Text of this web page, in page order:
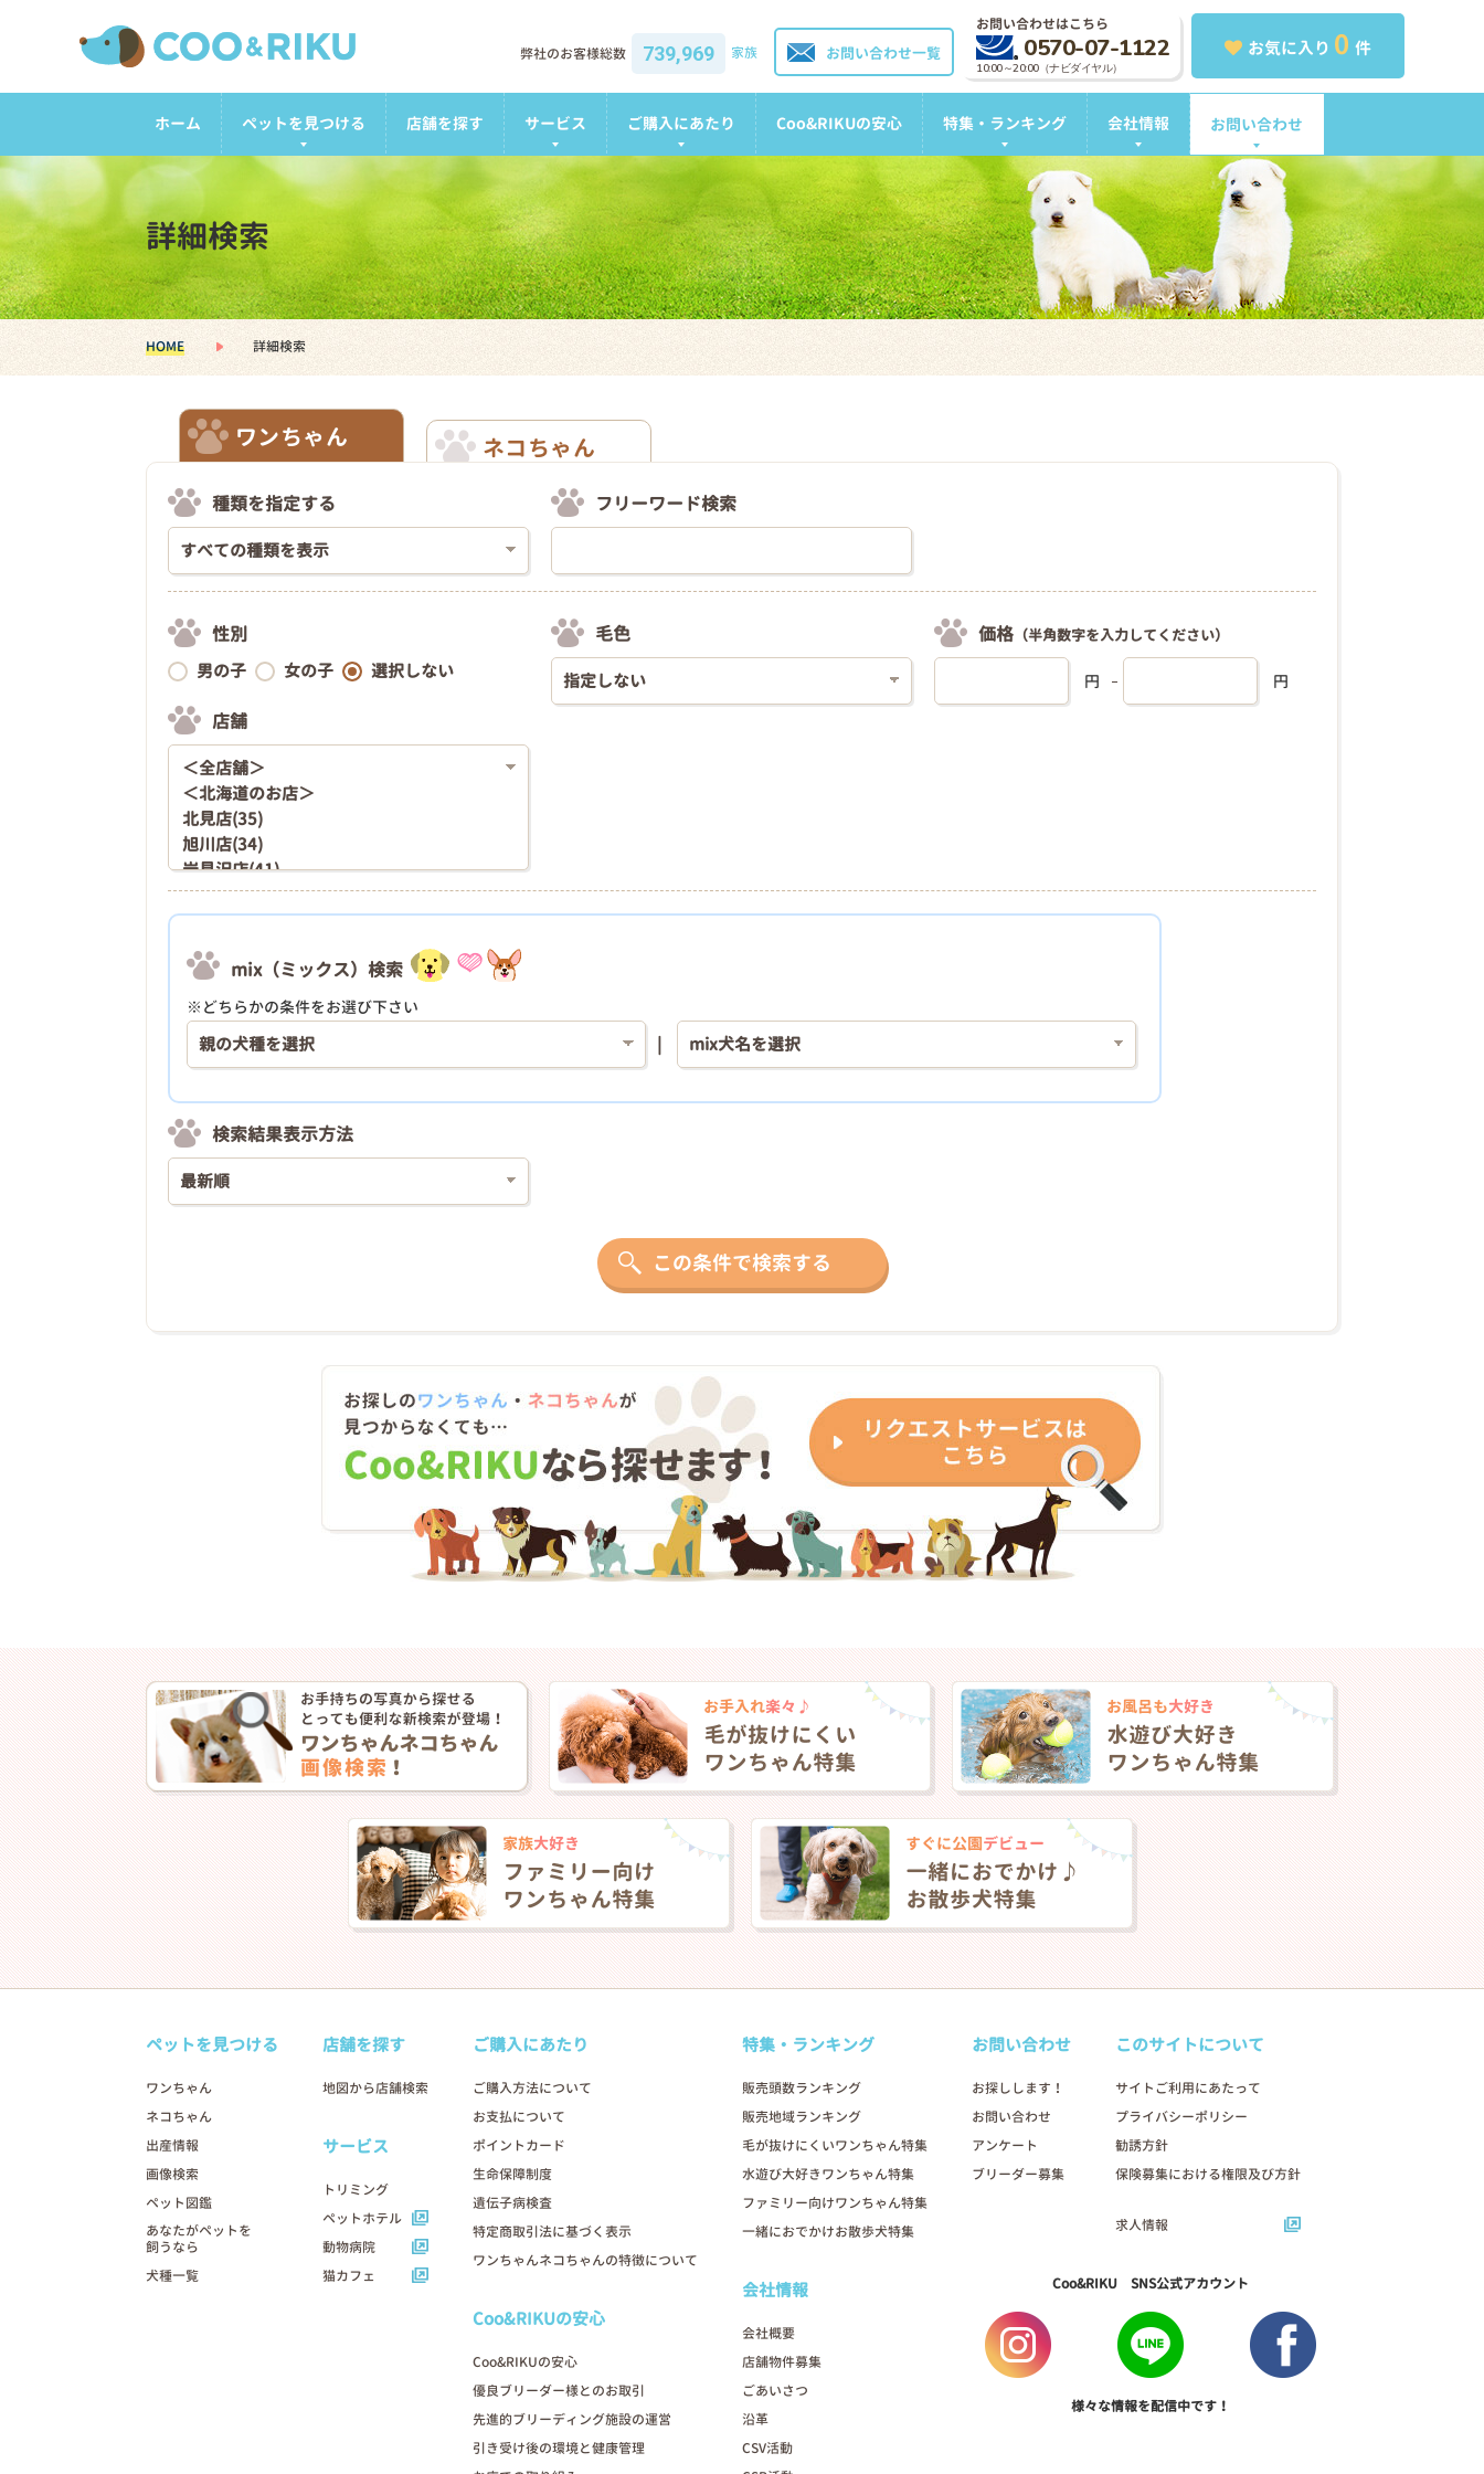
お気に入り 0 件
お問い合わせはこちら
0570-07-1122
10:00～20:00（ナビダイヤル）
お問い合わせ一覧
弊社のお客様総数 739,969 家族
ホーム ペットを見つける 店舗を探す サービス ご購入にあたり Coo&RIKUの安心 特集・ランキング 会社情報 お問い合わせ
詳細検索
HOME 詳細検索
ワンちゃん ネコちゃん
種類を指定する フリーワード検索
性別
男の子 女の子 選択しない
店舗
毛色 価格 （半角数字を入力してください）
円 円
mix（ミックス）検索
※どちらかの条件をお選び下さい
検索結果表示方法
この条件で検索する
ペットを見つける
ワンちゃん
ネコちゃん
出産情報
画像検索
ペット図鑑
あなたがペットを
飼うなら
犬種一覧
店舗を探す
地図から店舗検索
サービス
トリミング
ペットホテル
動物病院
猫カフェ
ご購入にあたり
ご購入方法について
お支払について
ポイントカード
生命保障制度
遺伝子病検査
特定商取引法に基づく表示
ワンちゃんネコちゃんの特徴について
Coo&RIKUの安心
Coo&RIKUの安心
優良ブリーダー様とのお取引
先進的ブリーディング施設の運営
引き受け後の環境と健康管理
特集・ランキング
販売頭数ランキング
販売地域ランキング
毛が抜けにくいワンちゃん特集
水遊び大好きワンちゃん特集
ファミリー向けワンちゃん特集
一緒におでかけお散歩犬特集
会社情報
会社概要
店舗物件募集
ごあいさつ
沿革
CSV活動
お問い合わせ
お探しします！
お問い合わせ
アンケート
ブリーダー募集
このサイトについて
サイトご利用にあたって
プライバシーポリシー
勧誘方針
保険募集における権限及び方針
求人情報
Coo&RIKU SNS公式アカウント
様々な情報を配信中です！